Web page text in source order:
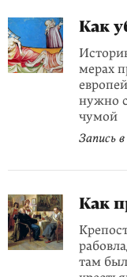
Как
мерах
нужно
чумой
Запись
Как
там